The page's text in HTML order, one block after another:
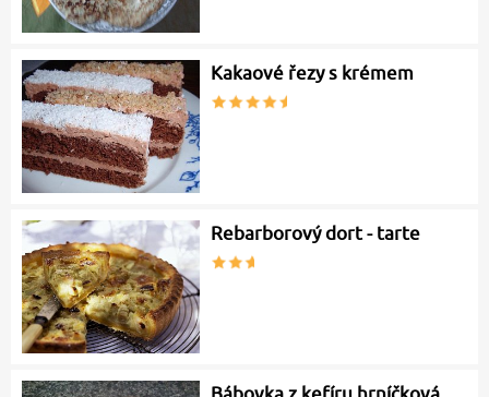
Kakaové řezy s krémem
Rebarborový dort - tarte